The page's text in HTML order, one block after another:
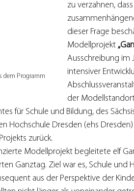
dem Programm
zu verzahnen,
dieser Frage
Modellprojekt
Ausschreibung im
intensiver
der
für Schule und Bildung, des
Hochschule Dresden (ehs
zurück.
Modellprojekt begleitete elf
Ganztag. Ziel war es, Schule und
aus der Perspektive der